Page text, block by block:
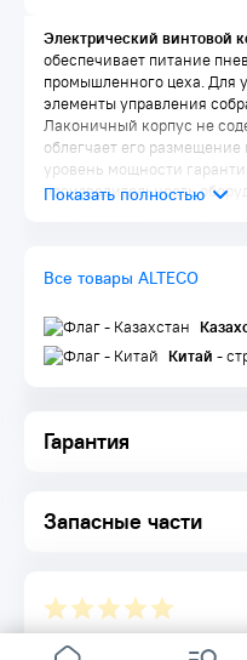
Гарантия
Запасные части
Электрический винтовой
обеспечивает питание
промышленного цеха. Для
элементы управления
Лаконичный корпус не
облегчает его
уровень мощности
производительность
Наши
обеспечивают
дорогостоящие простои
Установка на полу
Установка на ресивере
поршневым
винтовой технологии,
Все товары ALTECO
Китай -